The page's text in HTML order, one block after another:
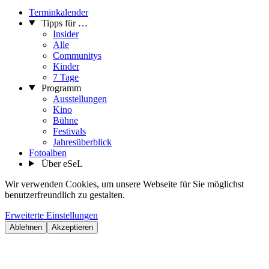
Angewandte Poster“ Preises
...Mehr lesen
Terminkalender
Tipps für …
Insider
Alle
Communitys
Kinder
7 Tage
Programm
Ausstellungen
Kino
Bühne
Festivals
Jahresüberblick
Fotoalben
Über eSeL
Wir verwenden Cookies, um unsere Webseite für Sie möglichst
benutzerfreundlich zu gestalten.
Erweiterte Einstellungen
Ablehnen Akzeptieren